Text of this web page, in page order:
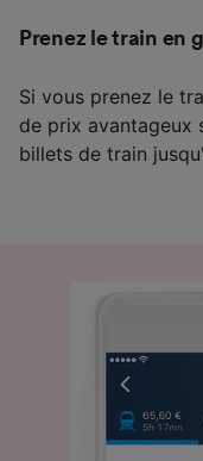
Prenez le train en
Si vous prenez le
de prix avantageux
billets de train